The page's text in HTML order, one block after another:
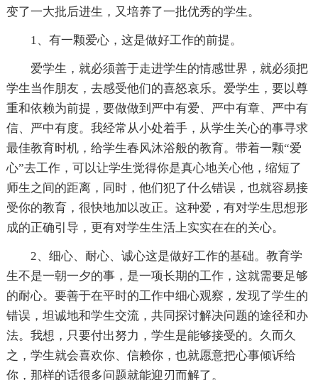
变了一大批后进生，又培养了一批优秀的学生。
1、有一颗爱心，这是做好工作的前提。
爱学生，就必须善于走进学生的情感世界，就必须把
学生当作朋友，去感受他们的喜怒哀乐。爱学生，要以尊
重和依赖为前提，要做做到严中有爱、严中有章、严中有
信、严中有度。我经常从小处着手，从学生关心的事寻求
最佳教育时机，给学生春风沐浴般的教育。带着一颗“爱
心”去工作，可以让学生觉得你是真心地关心他，缩短了
师生之间的距离，同时，他们犯了什么错误，也就容易接
受你的教育，很快地加以改正。这种爱，有对学生思想形
成的正确引导，更有对学生生活上实实在在的关心。
2、细心、耐心、诚心这是做好工作的基础。教育学
生不是一朝一夕的事，是一项长期的工作，这就需要足够
的耐心。要善于在平时的工作中细心观察，发现了学生的
错误，坦诚地和学生交流，共同探讨解决问题的途径和办
法。我想，只要付出努力，学生是能够接受的。久而久
之，学生就会喜欢你、信赖你，也就愿意把心事倾诉给
你，那样的话很多问题就能迎刃而解了。